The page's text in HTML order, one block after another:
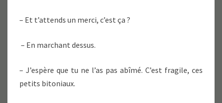
– Et t’attends un merci, c’est ça ?
– En marchant dessus.
– J’espère que tu ne l’as pas abîmé. C’est fragile, ces
petits bitoniaux.